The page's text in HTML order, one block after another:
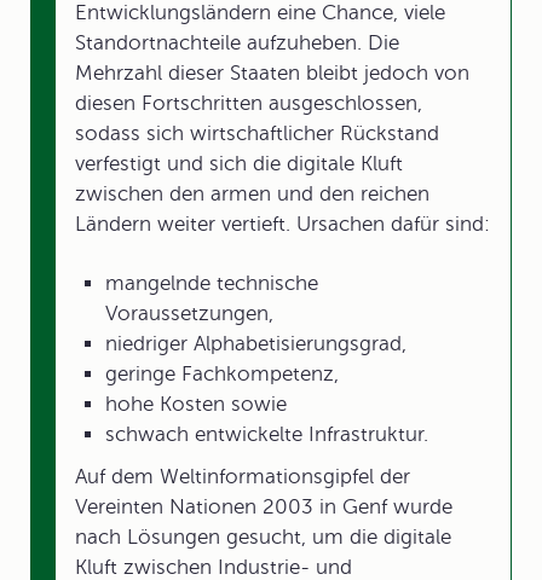
Entwicklungsländern eine Chance, viele
Standortnachteile aufzuheben. Die
Mehrzahl dieser Staaten bleibt jedoch von
diesen Fortschritten ausgeschlossen,
sodass sich wirtschaftlicher Rückstand
verfestigt und sich die digitale Kluft
zwischen den armen und den reichen
Ländern weiter vertieft. Ursachen dafür sind:
mangelnde technische
Voraussetzungen,
niedriger Alphabetisierungsgrad,
geringe Fachkompetenz,
hohe Kosten sowie
schwach entwickelte Infrastruktur.
Auf dem Weltinformationsgipfel der
Vereinten Nationen 2003 in Genf wurde
nach Lösungen gesucht, um die digitale
Kluft zwischen Industrie- und